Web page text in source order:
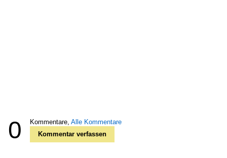
0 Kommentare, Alle Kommentare
Kommentar verfassen